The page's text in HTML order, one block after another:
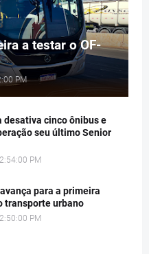
a testar o OF-
PM
desativa cinco ônibus e
seu último Senior
PM
para a primeira
transporte urbano
PM